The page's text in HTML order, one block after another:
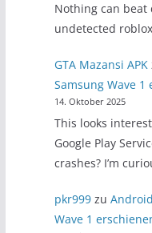
Nothing can
undetected
GTA Mazansi APK
Samsung Wave 1
14. Oktober 2025
This looks
Google Play
crashes? I’m
pkr999 zu
Wave 1